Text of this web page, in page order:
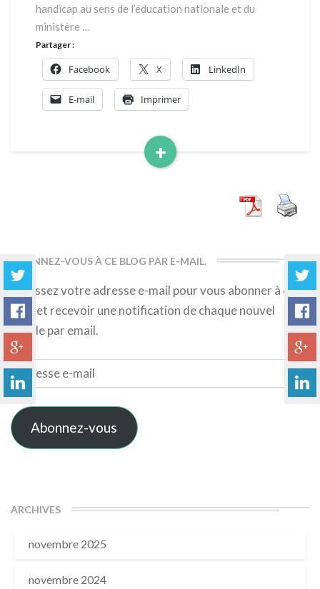
handicap au sens de l’éducation nationale et du
ministère …
+
Read
Partager :
Facebook X LinkedIn
E-mail Imprimer
ABONNEZ-VOUS À CE BLOG PAR E-MAIL.
Saisissez votre adresse e-mail pour vous abonner à ce
blog et recevoir une notification de chaque nouvel
article par email.
Adresse
e-
mail
Abonnez-vous
ARCHIVES
novembre 2025
novembre 2024